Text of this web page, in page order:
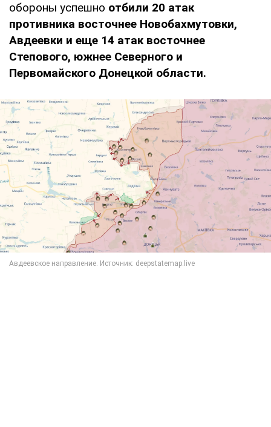
обороны успешно отбили 20 атак
противника восточнее Новобахмутовки,
Авдеевки и еще 14 атак восточнее
Степового, южнее Северного и
Первомайского Донецкой области.